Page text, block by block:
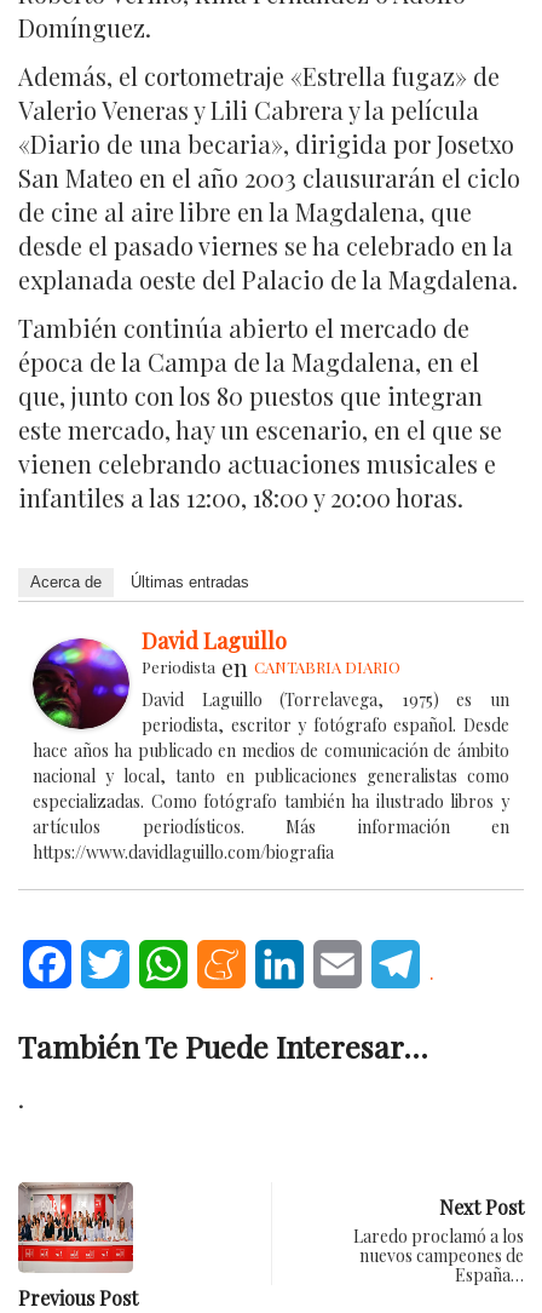
Domínguez.
Además, el cortometraje «Estrella fugaz» de
Valerio Veneras y Lili Cabrera y la película
«Diario de una becaria», dirigida por Josetxo
San Mateo en el año 2003 clausurarán el ciclo
de cine al aire libre en la Magdalena, que
desde el pasado viernes se ha celebrado en la
explanada oeste del Palacio de la Magdalena.
También continúa abierto el mercado de
época de la Campa de la Magdalena, en el
que, junto con los 80 puestos que integran
este mercado, hay un escenario, en el que se
vienen celebrando actuaciones musicales e
infantiles a las 12:00, 18:00 y 20:00 horas.
Acerca de Últimas entradas
David Laguillo
Periodista en CANTABRIA DIARIO
David Laguillo (Torrelavega, 1975) es un
periodista, escritor y fotógrafo español. Desde
hace años ha publicado en medios de comunicación de ámbito
nacional y local, tanto en publicaciones generalistas como
especializadas. Como fotógrafo también ha ilustrado libros y
artículos periodísticos. Más información en
https://www.davidlaguillo.com/biografia
FacebookTwitter WhatsAppMeneameLinkedInEmail .
También Te Puede Interesar...
.
Previous Post
Next Post
Laredo proclamó a los
nuevos campeones de
España…